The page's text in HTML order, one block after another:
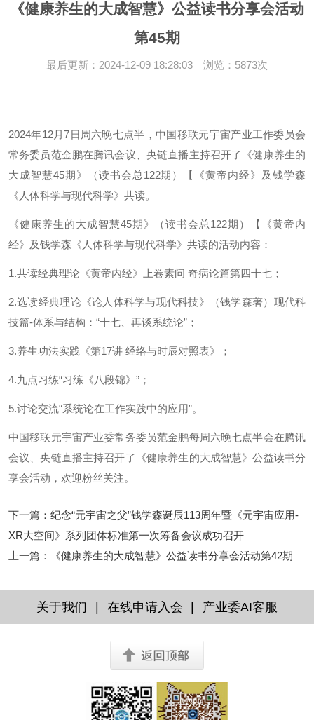
《健康养生的大成智慧》公益读书分享会活动
第45期
最后更新：2024-12-09 18:28:03 浏览：5873次
2024年12月7日周六晚七点半，中国移联元宇宙产业工作委员会
常务委员范金鹏在腾讯会议、央链直播主持召开了《健康养生的
大成智慧45期》（读书会总122期）【《黄帝内经》及钱学森
《人体科学与现代科学》共读。
《健康养生的大成智慧45期》（读书会总122期）【《黄帝内
经》及钱学森《人体科学与现代科学》共读的活动内容：
1.共读经典理论《黄帝内经》上卷素问 奇病论篇第四十七；
2.选读经典理论《论人体科学与现代科技》（钱学森著）现代科
技篇-体系与结构：“十七、再谈系统论”；
3.养生功法实践《第17讲 经络与时辰对照表》；
4.九点习练“习练《八段锦》”；
5.讨论交流“系统论在工作实践中的应用”。
中国移联元宇宙产业委常务委员范金鹏每周六晚七点半会在腾讯
会议、央链直播主持召开了《健康养生的大成智慧》公益读书分
享会活动，欢迎粉丝关注。
下一篇 ： 纪念“元宇宙之父”钱学森诞辰113周年暨《元宇宙应用-
XR大空间》系列团体标准第一次筹备会议成功召开
上一篇 ： 《健康养生的大成智慧》公益读书分享会活动第42期
关于我们 | 在线申请入会 | 产业委AI客服